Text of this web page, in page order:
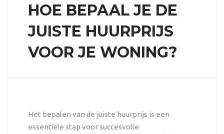
HOE BEPAAL JE DE
JUISTE HUURPRIJS
VOOR JE WONING?
Het bepalen van de juiste huurprijs is een
essentiële stap voor succesvolle